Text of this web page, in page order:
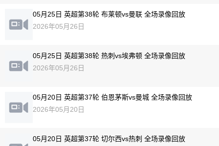
05月25日 英超第38轮 布莱顿vs曼联 全场录像回放
2026年05月26日
05月25日 英超第38轮 热刺vs埃弗顿 全场录像回放
2026年05月26日
05月20日 英超第37轮 伯恩茅斯vs曼城 全场录像回放
2026年05月20日
05月20日 英超第37轮 切尔西vs热刺 全场录像回放